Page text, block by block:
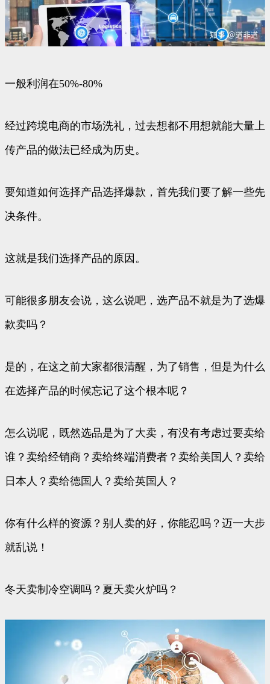
一般利润在50%-80%
经过跨境电商的市场洗礼，过去想都不用想就能大量上
传产品的做法已经成为历史。
要知道如何选择产品选择爆款，首先我们要了解一些先
决条件。
这就是我们选择产品的原因。
可能很多朋友会说，这么说吧，选产品不就是为了选爆
款卖吗？
是的，在这之前大家都很清醒，为了销售，但是为什么
在选择产品的时候忘记了这个根本呢？
怎么说呢，既然选品是为了大卖，有没有考虑过要卖给
谁？卖给经销商？卖给终端消费者？卖给美国人？卖给
日本人？卖给德国人？卖给英国人？
你有什么样的资源？别人卖的好，你能忍吗？迈一大步
就乱说！
冬天卖制冷空调吗？夏天卖火炉吗？